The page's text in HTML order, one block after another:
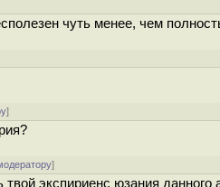
чуть менее, чем
]
]
экспириенс юзания